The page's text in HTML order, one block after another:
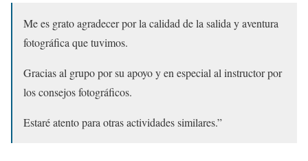
Me es grato agradecer por la calidad de la salida y aventura
fotográfica que tuvimos.
Gracias al grupo por su apoyo y en especial al instructor por
los consejos fotográficos.
Estaré atento para otras actividades similares.”